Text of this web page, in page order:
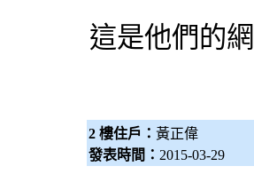
這是他們的
2 樓住戶： 黃正偉
發表時間： 2015-03-29